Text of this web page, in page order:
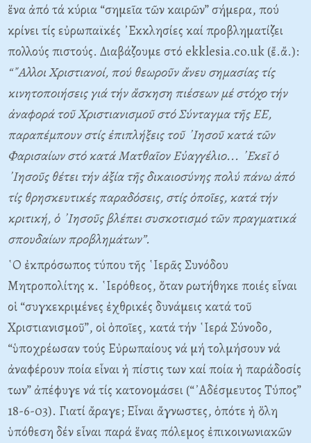
ἕνα ἀπό τά κύρια “σημεῖα τῶν καιρῶν” σήμερα, πού
κρίνει τίς εὐρωπαϊκές ᾿Εκκλησίες καί προβληματίζει
πολλούς πιστούς. Διαβάζουμε στό ekklesia.co.uk (ἔ.ἄ.):
“῎ΑλλοιΧριστιανοί, πού θεωροῦν ἄνευ σημασίας τίς
κινητοποιήσεις γιά τήν ἄσκηση πιέσεων μέ στόχο τήν
ἀναφορά τοῦΧριστιανισμοῦ στόΣύνταγμα τῆς ΕΕ,
παραπέμπουν στίς ἐπιπλήξεις τοῦ ᾿Ιησοῦ κατά τῶν
Φαρισαίων στό κατά Ματθαῖον Εὐαγγέλιο... ᾿Εκεῖ ὁ
᾿Ιησοῦς θέτει τήν ἀξία τῆς δικαιοσύνης πολύ πάνω ἀπό
τίς θρησκευτικές παραδόσεις, στίς ὁποῖες, κατά τήν
κριτική, ὁ ᾿Ιησοῦς βλέπει συσκοτισμό τῶν πραγματικά
σπουδαίων προβλημάτων”.
῾Ο ἐκπρόσωπος τύπου τῆς ῾Ιερᾶς Συνόδου
Μητροπολίτης κ. ῾Ιερόθεος, ὅταν ρωτήθηκε ποιές εἶναι
οἱ “συγκεκριμένες ἐχθρικές δυνάμεις κατά τοῦ
Χριστιανισμοῦ”, οἱ ὁποῖες, κατά τήν ῾Ιερά Σύνοδο,
“ὑποχρέωσαν τούς Εὐρωπαίους νά μή τολμήσουν νά
ἀναφέρουν ποία εἶναι ἡ πίστις των καί ποία ἡ παράδοσίς
των” ἀπέφυγε νά τίς κατονομάσει (“᾿Αδέσμευτος Τύπος”
18-6-03). Γιατί ἄραγε; Εἶναι ἄγνωστες, ὁπότε ἡ ὅλη
ὑπόθεση δέν εἶναι παρά ἕνας πόλεμος ἐπικοινωνιακῶν